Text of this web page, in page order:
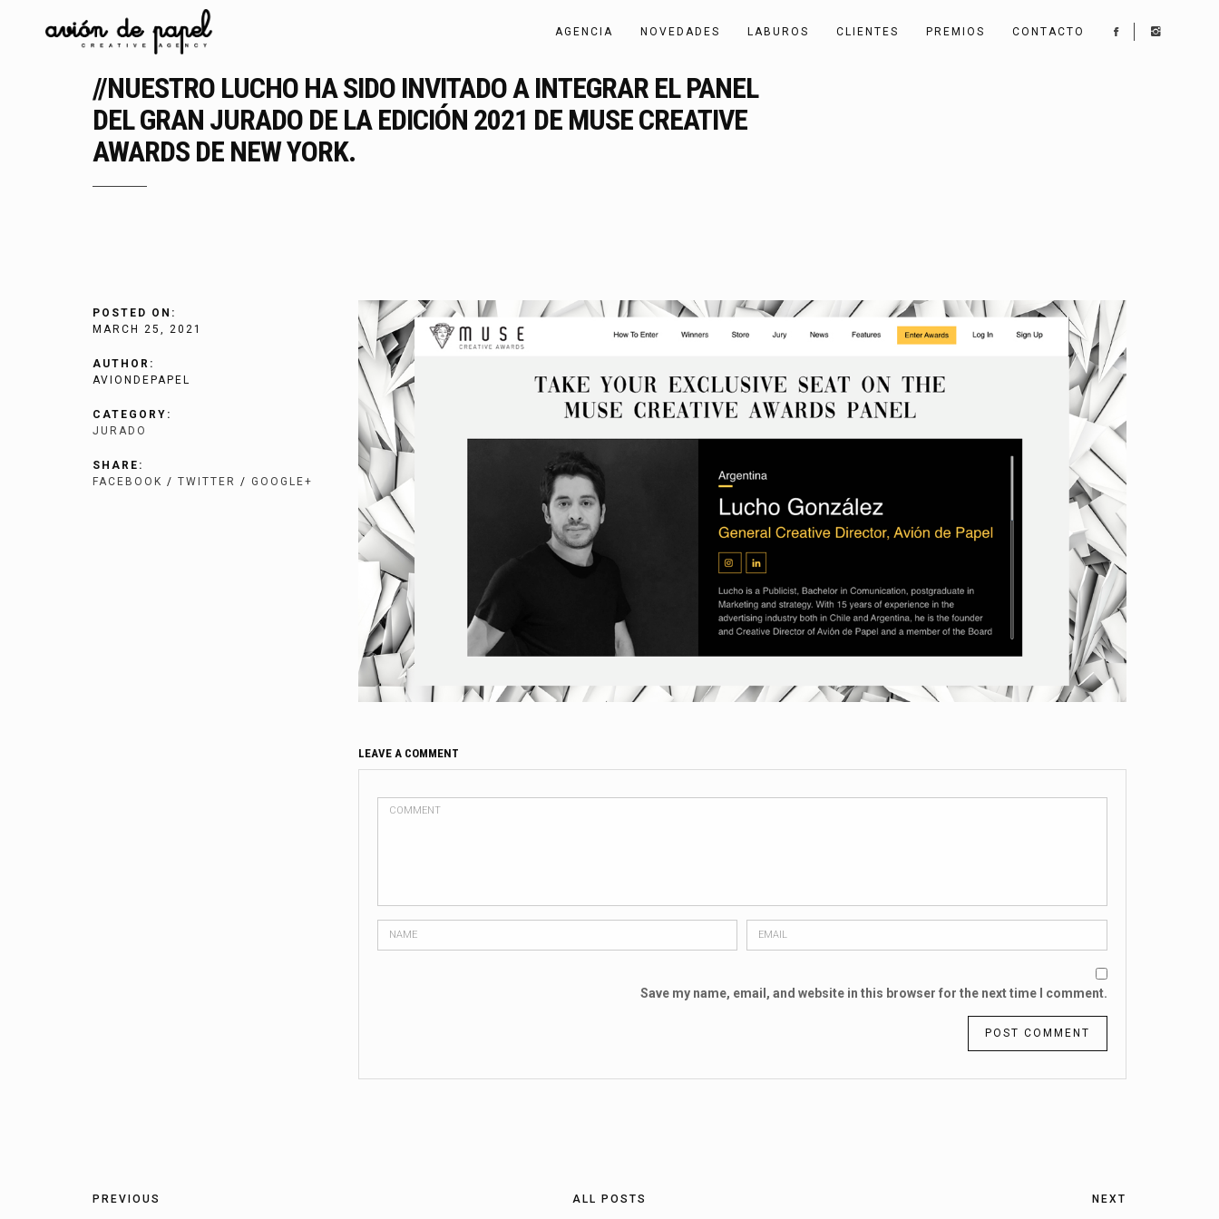
AGENCIA NOVEDADES LABUROS CLIENTES PREMIOS CONTACTO
//NUESTRO LUCHO HA SIDO INVITADO A INTEGRAR EL PANEL
DEL GRAN JURADO DE LA EDICIÓN 2021 DE MUSE CREATIVE
AWARDS DE NEW YORK.
POSTED ON:
MARCH 25, 2021
AUTHOR:
AVIONDEPAPEL
CATEGORY:
JURADO
SHARE:
FACEBOOK / TWITTER / GOOGLE+
LEAVE A COMMENT
Save my name, email, and website in this browser for the next time I comment.
PREVIOUS ALL POSTS NEXT